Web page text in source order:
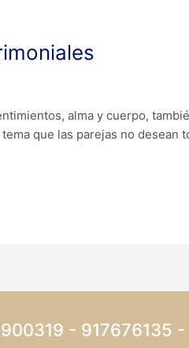
alma y cuerpo,
que las parejas no
- 917676135